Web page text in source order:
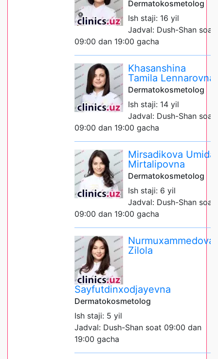
Dermatokosmetolog
Ish staji: 16 yil
Jadval: Dush-Shan soat
09:00 dan 19:00 gacha
Khasanshina
Tamila Lennarovna
Dermatokosmetolog
Ish staji: 14 yil
Jadval: Dush-Shan soat
09:00 dan 19:00 gacha
Mirsadikova Umida
Mirtalipovna
Dermatokosmetolog
Ish staji: 6 yil
Jadval: Dush-Shan soat
09:00 dan 19:00 gacha
Nurmuxammedova
Zilola
Sayfutdinxodjayevna
Dermatokosmetolog
Ish staji: 5 yil
Jadval: Dush-Shan soat 09:00 dan
19:00 gacha